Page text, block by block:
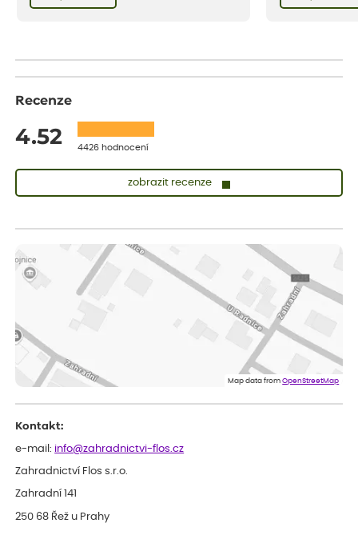
bezstarostnosti dětství při mlsání babiččina
Recenze
4.52 4426 hodnocení
zobrazit recenze
Vše přišlo velice rychle krásně zabalené. Rostlinky po přesazení
velice dobře prospívají
Jarda
Dobrý den, byli jsme spokojeni
Eshop, objednání bylo v pořádku, žádný problém. Jen jsem byla
smutná z dodávky jedné kytky, která nebyla v nejlepší kondici a i
Map data fromOpenStreetMap
Kontakt:
e-mail: info@zahradnictvi-flos.cz
Zahradnictví Flos s.r.o.
Zahradní 141
250 68 Řež u Prahy